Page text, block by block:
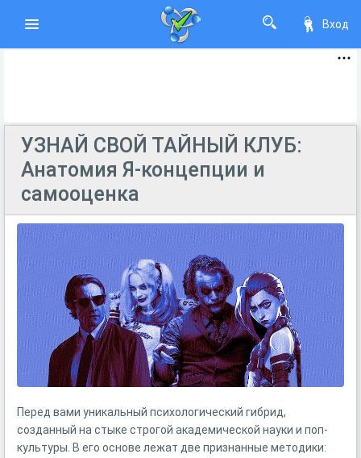
Вход
УЗНАЙ СВОЙ ТАЙНЫЙ КЛУБ:
Анатомия Я-концепции и
самооценка
Перед вами уникальный психологический гибрид,
созданный на стыке строгой академической науки и поп-
культуры. В его основе лежат две признанные методики: